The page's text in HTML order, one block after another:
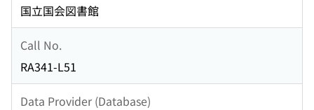
国立国会図書館
Call No.
RA341-L51
Data Provider (Database)